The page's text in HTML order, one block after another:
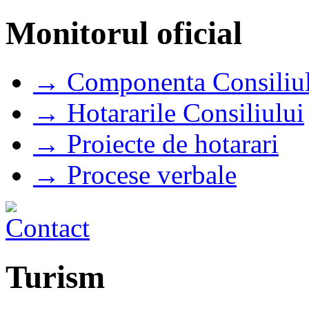
Monitorul oficial
→ Componenta
→ Hotararile Consiliului
→ Proiecte de hotarari
→ Procese verbale
Turism